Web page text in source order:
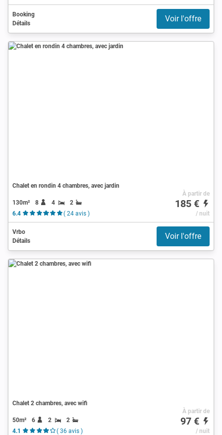
Booking
Détails
Voir l'offre
Chalet en rondin 4 chambres, avec jardin
130m² 8 4
2
6.4
( 24 avis )
À partir de
185 €
/ nuit
Vrbo
Détails
Voir l'offre
Chalet 2 chambres, avec wifi
50m² 6 2
2
4.1
( 36 avis )
À partir de
97 €
/ nuit